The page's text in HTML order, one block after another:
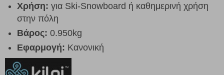
Χρήση: για Ski-Snowboard ή καθημερινή χρήση
στην πόλη
Βάρος: 0.950kg
Εφαρμογή: Κανονική